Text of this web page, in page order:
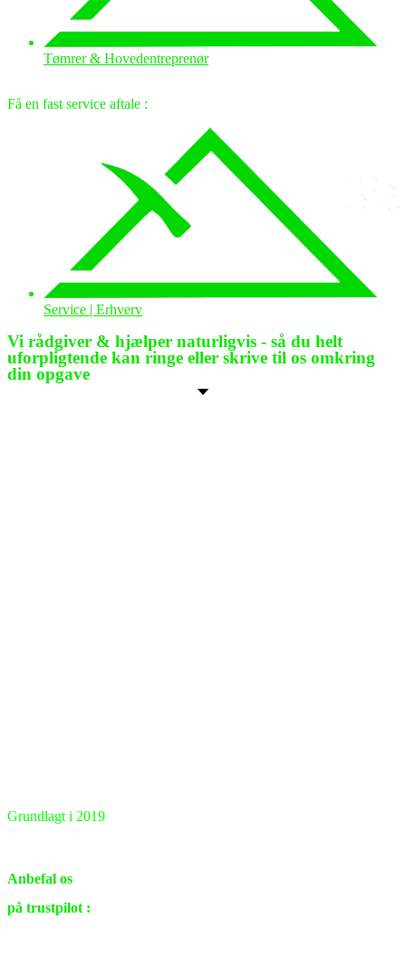
Tømrer & Hovedentreprenør
Få en fast service aftale :
Service | Erhverv
Vi rådgiver & hjælper naturligvis - så du helt
uforpligtende kan ringe eller skrive til os omkring
din opgave
Grundlagt i 2019
Anbefal os
på trustpilot :